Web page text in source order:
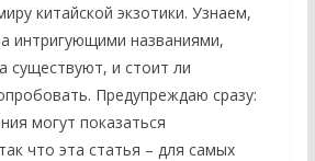
китайской экзотики. Узнаем,
интригующими названиями,
существуют, и стоит ли
Предупреждаю сразу:
могут показаться
что эта статья – для самых